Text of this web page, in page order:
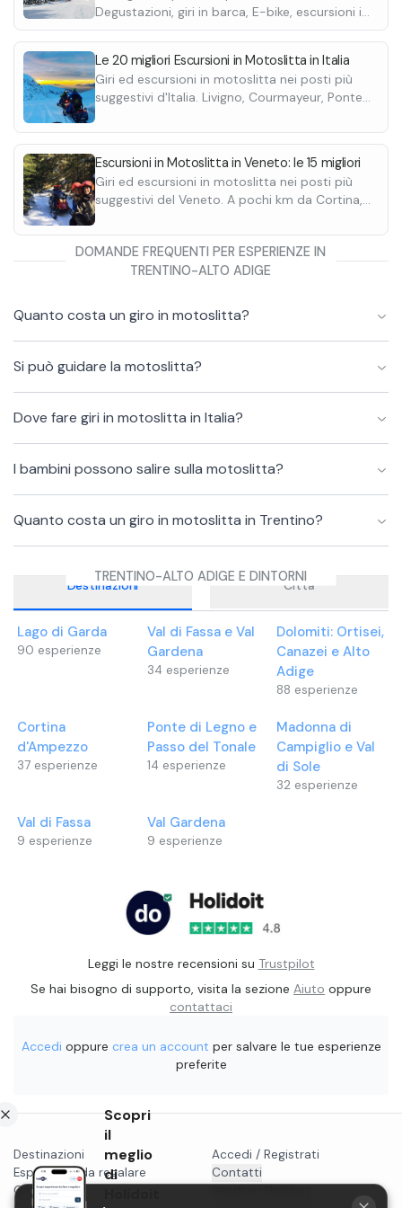
Degustazioni, giri in barca, E-bike, escursioni in
quad, passeggiate a cavallo e molte altre.
Le 20 migliori Escursioni in Motoslitta in Italia
Giri ed escursioni in motoslitta nei posti più
suggestivi d'Italia. Livigno, Courmayeur, Ponte
le migliori.
Escursioni in Motoslitta in Veneto: le 15 migliori
Giri ed escursioni in motoslitta nei posti più
suggestivi del Veneto. A pochi km da Cortina,
Scopri le migliori discese.
DOMANDE FREQUENTI PER ESPERIENZE IN
TRENTINO-ALTO ADIGE
Quanto costa un giro in motoslitta?
Si può guidare la motoslitta?
Dove fare giri in motoslitta in Italia?
I bambini possono salire sulla motoslitta?
Quanto costa un giro in motoslitta in Trentino?
TRENTINO-ALTO ADIGE E DINTORNI
Destinazioni Città
Lago di Garda
90 esperienze
Val di Fassa e Val
Gardena
34 esperienze
Dolomiti: Ortisei,
Canazei e Alto
Adige
88 esperienze
Cortina
d'Ampezzo
37 esperienze
Ponte di Legno e
Passo del Tonale
14 esperienze
Madonna di
Campiglio e Val
di Sole
32 esperienze
Val di Fassa
9 esperienze
Val Gardena
9 esperienze
Leggi le nostre recensioni su Trustpilot
Se hai bisogno di supporto, visita la sezione Aiuto oppure
contattaci
Accedi oppure crea un account per salvare le tue esperienze
preferite
Destinazioni
Esperienze da regalare
Gift card
Accedi / Registrati
Contatti
Scopri
il
meglio
di